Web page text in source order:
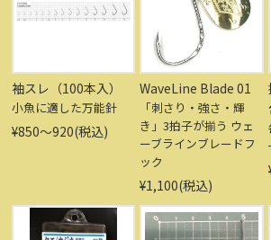
袖スレ（100本入）
小魚に適した万能針
¥850〜920(税込)
WaveLine Blade 01
「刺さり・強さ・輝
き」3拍子が揃う ウェ
ーブラインブレードフ
ック
¥1,100(税込)